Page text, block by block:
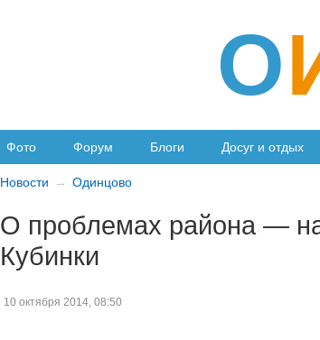
О
Фото Форум Блоги Досуг и отдых
Новости Одинцово
О проблемах района —
Кубинки
10 октября 2014, 08:50